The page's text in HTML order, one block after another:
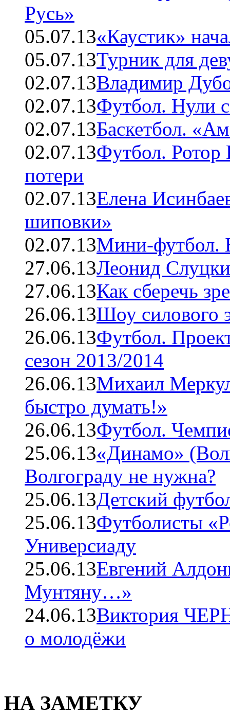
Русь»
05.07.13«Каустик»
05.07.13Турник для
02.07.13Владимир
02.07.13Футбол. Нули
02.07.13Баскетбол.
02.07.13Футбол. Ротор
потери
02.07.13Елена
шиповки»
02.07.13Мини-футбол.
27.06.13Леонид
27.06.13Как сберечь
26.06.13Шоу силового
26.06.13Футбол.
сезон 2013/2014
26.06.13Михаил
быстро думать!»
26.06.13Футбол.
25.06.13«Динамо»
Волгограду не нужна?
25.06.13Детский
25.06.13Футболисты
Универсиаду
25.06.13Евгений
Мунтяну…»
24.06.13Виктория
о молодёжи
НА ЗАМЕТКУ